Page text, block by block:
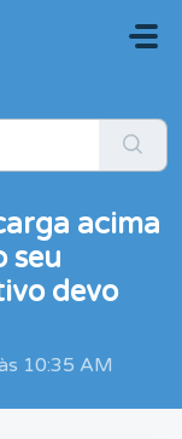
acima
seu
devo
10:35 AM